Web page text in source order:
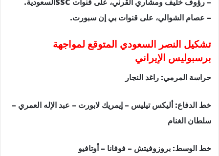
– رؤوف خليف ومشاري القرني، على قنوات SSCالسعودية.
– عصام الشوالي، على قنوات بي إن سبورت.
تشكيل النصر السعودي المتوقع لمواجهة
برسبوليس الإيراني
حراسة المرمي: راغد النجار
خط الدفاع: أليكس تيليس – إيمريك لابورت – عبد الإله العمري –
سلطان الغنام
خط الوسط: بروزوفيتش – فوفانا – أوتافيو